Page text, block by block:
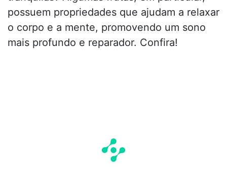
possuem propriedades que ajudam a relaxar
o corpo e a mente, promovendo um sono
mais profundo e reparador. Confira!